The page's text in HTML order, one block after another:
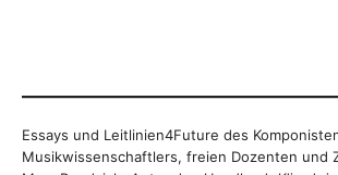
Essays und Leitlinien4Future des
Musikwissenschaftlers, freien Dozenten und